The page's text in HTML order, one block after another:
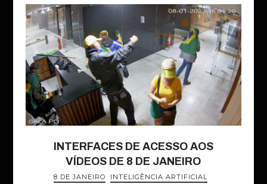
INTERFACES DE ACESSO AOS
VÍDEOS DE 8 DE JANEIRO
8 DE JANEIRO
INTELIGÊNCIA ARTIFICIAL